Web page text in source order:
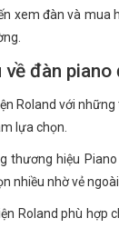
xem đàn và mua
về đàn piano
Roland với
lựa chọn.
thương hiệu
nhiều nhờ vẻ
Roland phù hợp